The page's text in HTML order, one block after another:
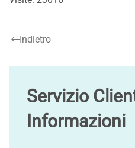
Indietro
Servizio
Informazioni